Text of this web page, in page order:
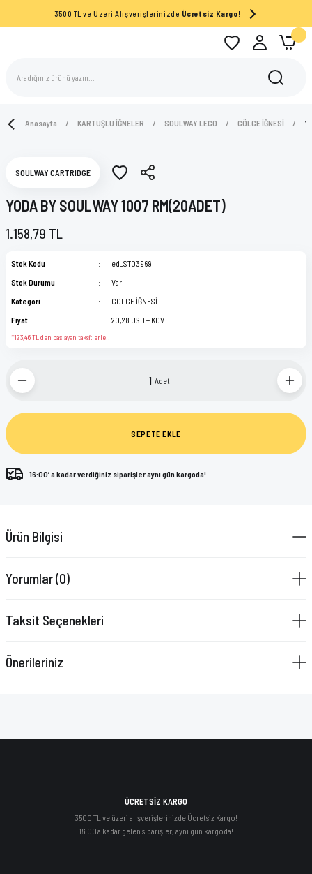
3500 TL ve Üzeri Alışverişlerinizde Ücretsiz Kargo!
Anasayfa KARTUŞLU İĞNELER SOULWAY LEGO GÖLGE İĞNESİ
SOULWAY CARTRIDGE
YODA BY SOULWAY 1007 RM(20ADET)
1.158,79 TL
Stok Kodu
ed_ST03969
Stok Durumu
Var
Kategori
GÖLGE İĞNESİ
Fiyat
20,28 USD + KDV
*123,46 TL den başlayan taksitlerle!!
Adet
SEPETE EKLE
16:00’ a kadar verdiğiniz siparişler aynı gün kargoda!
Ürün Bilgisi
Yorumlar (0)
Taksit Seçenekleri
Önerileriniz
ÜCRETSİZ KARGO
3500 TL ve üzeri alışverişlerinizde Ücretsiz Kargo!
16:00'a kadar gelen siparişler, aynı gün kargoda!